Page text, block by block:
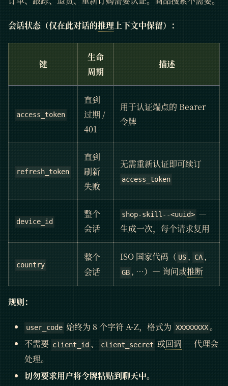
会话状态（仅在此对话的推理 上下文中保留）：
键
生命
周期
描述
access_token
直到
过期 /
401
用于认证端点的 Bearer
令牌
refresh_token
直到
刷新
失败
无需重新认证即可续订
access_token
device_id
整个
会话
shop-skill--<uuid> —
生成一次，每个请求复用
country
整个
会话
ISO 国家代码（ US , CA ,
GB , …）— 询问或推断
规则：
user_code 始终为 8 个字符 A-Z，格式为 XXXXXXXX 。
不需要 client_id 、 client_secret 或回调 — 代理会
处理。
切勿要求用户将令牌粘贴到聊天中。